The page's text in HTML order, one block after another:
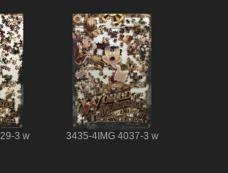
3 w 3435-4IMG 4037-3 w